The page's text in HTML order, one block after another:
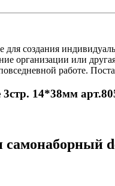
создания
организации или
работе.
14*38мм